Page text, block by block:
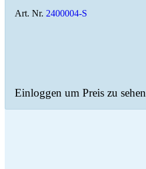
Art. Nr. 2400004-S
Einloggen um Preis zu sehen